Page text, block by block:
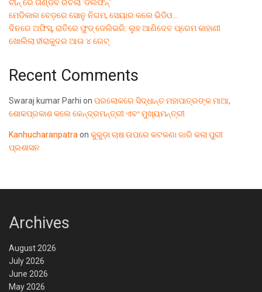
ଚୀନ୍ ରେ ତାଣ୍ଡବ ରଚିଲା ‘ଡଲଫିନ୍’
ମେଡିକାଲ ବେଡ଼ରେ ସୋନୁ ନିଗମ, ସେୟାର କଲେ ଭିଡିଓ…
ଦିନରେ ଅଫିସ୍, ରାତିରେ ଫୁଡ୍ ଡେଲିଭରି: ଲୁହ ଆଣିଦେବ ପ୍ରେମ କାହାଣୀ
ଖୋଲିଲା ହୀରାକୁଦର ଆଉ ୪ ଗେଟ୍
Recent Comments
Swaraj kumar Parhi on ପରଲୋକରେ ସିଦ୍ଧାନ୍ତ ମହାପାତ୍ରଙ୍କ ମାଆ,
ଶୋକପ୍ରକାଶ କଲେ କେନ୍ଦ୍ରମନ୍ତ୍ରୀ ଏବଂ ମୁଖ୍ୟମନ୍ତ୍ରୀ
Kanhucharanpatra on କୁକୁଡ଼ା ଚାଷ ଉପରେ କଟକଣା ଜାରି କଲା ପୁରୀ
ପ୍ରଶାସନ
Archives
August 2026
July 2026
June 2026
May 2026